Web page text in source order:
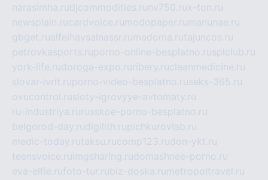
narasimha.rudjcommodities.ru nv750.rux-ton.ru
newsplain.rucardvoice.ru modopaper.ru manunae.ru
gbget.rualfeihavsalnassr.ru madoma.rutajuncos.ru
petrovkasports.ruporno-online-besplatno.rusplclub.ru
york-life.rudoroga-expo.ru ribery.rucleanmedicine.ru
slovar-ivrit.ruporno-video-besplatno.ruseks-365.ru
ovucontrol.rusloty-igrovyye-avtomaty.ru
ru-industriya.ru russkoe-porno-besplatno.ru
belgorod-day.rudigilith.rupichkurovlab.ru
medic-today.rutaksu.rucomp123.rudon-ykt.ru
teensvoice.ru imgsharing.rudomashnee-porno.ru
eva-elfie.rufoto-tur.rubiz-doska.ru metropoltravel.ru